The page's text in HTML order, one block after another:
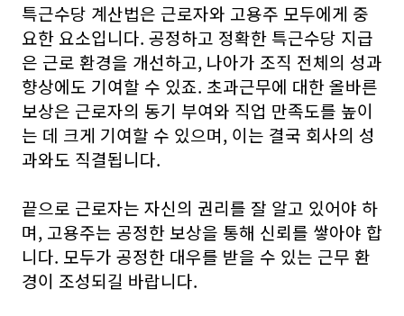
특근수당 계산법은 근로자와 고용주 모두에게 중
요한 요소입니다. 공정하고 정확한 특근수당 지급
은 근로 환경을 개선하고, 나아가 조직 전체의 성과
향상에도 기여할 수 있죠. 초과근무에 대한 올바른
보상은 근로자의 동기 부여와 직업 만족도를 높이
는 데 크게 기여할 수 있으며, 이는 결국 회사의 성
과와도 직결됩니다.
끝으로 근로자는 자신의 권리를 잘 알고 있어야 하
며, 고용주는 공정한 보상을 통해 신뢰를 쌓아야 합
니다. 모두가 공정한 대우를 받을 수 있는 근무 환
경이 조성되길 바랍니다.